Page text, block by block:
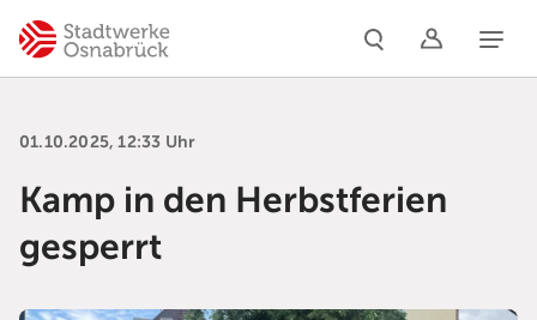
01.10.2025, 12:33 Uhr
Kamp in den Herbstferien
gesperrt